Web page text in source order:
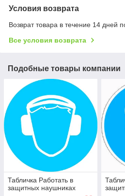
Условия возврата
Возврат товара в течение 14 дней
Все условия возврата
Подобные товары компании
Табличка Работать в
защитных наушниках